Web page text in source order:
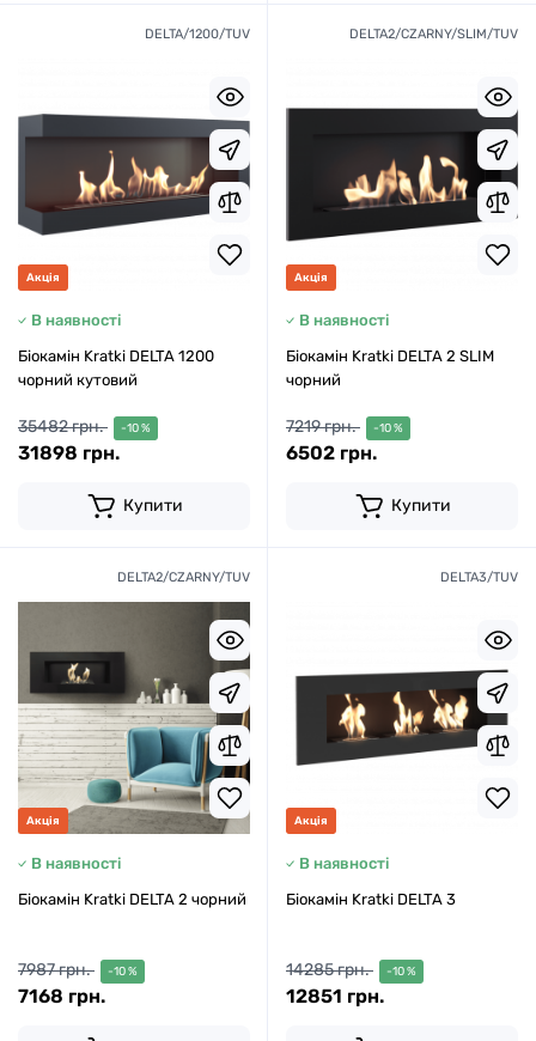
DELTA/1200/TUV
Акція
В наявності
Біокамін Kratki DELTA 1200
чорний кутовий
35482 грн. -10 %
31898 грн.
Купити
DELTA2/CZARNY/SLIM/TUV
Акція
В наявності
Біокамін Kratki DELTA 2 SLIM
чорний
7219 грн. -10 %
6502 грн.
Купити
DELTA2/CZARNY/TUV
Акція
В наявності
Біокамін Kratki DELTA 2 чорний
7987 грн. -10 %
7168 грн.
DELTA3/TUV
Акція
В наявності
Біокамін Kratki DELTA 3
14285 грн. -10 %
12851 грн.